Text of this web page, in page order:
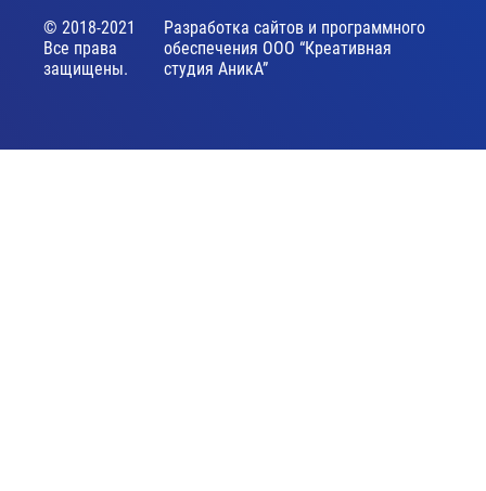
© 2018-2021
Все права
защищены.
Разработка сайтов и программного
обеспечения ООО “Креативная
студия АникА”